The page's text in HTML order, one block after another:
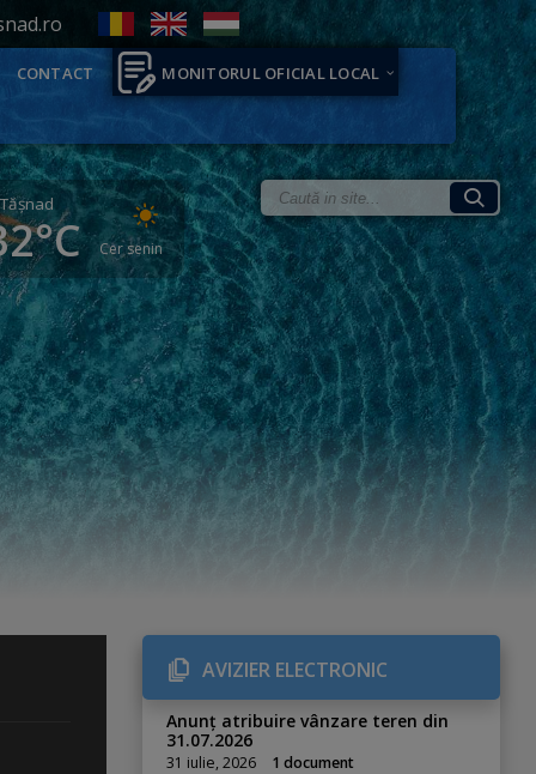
CONTACT MONITORUL OFICIAL LOCAL
Tăşnad
Cer senin
AVIZIER ELECTRONIC
Anunț atribuire vânzare teren din
31.07.2026
31 iulie, 2026 1 document